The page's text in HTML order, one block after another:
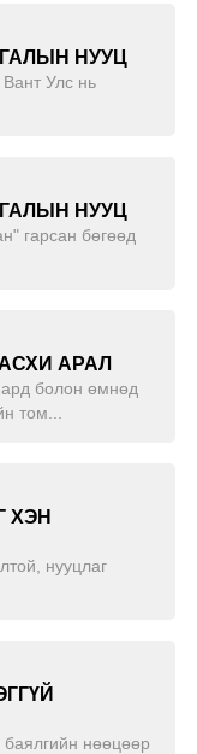
НУУЦ
Улс нь
НУУЦ
гарсан бөгөөд
АРАЛ
болон өмнөд
том...
ХЭН
нууцлаг
баялгийн нөөцөөр